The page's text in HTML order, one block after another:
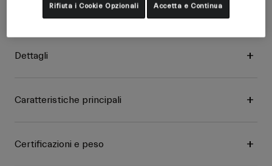
Dettagli
Caratteristiche principali
Certificazioni e peso
Rifiuta i Cookie Opzionali Accetta e Continua